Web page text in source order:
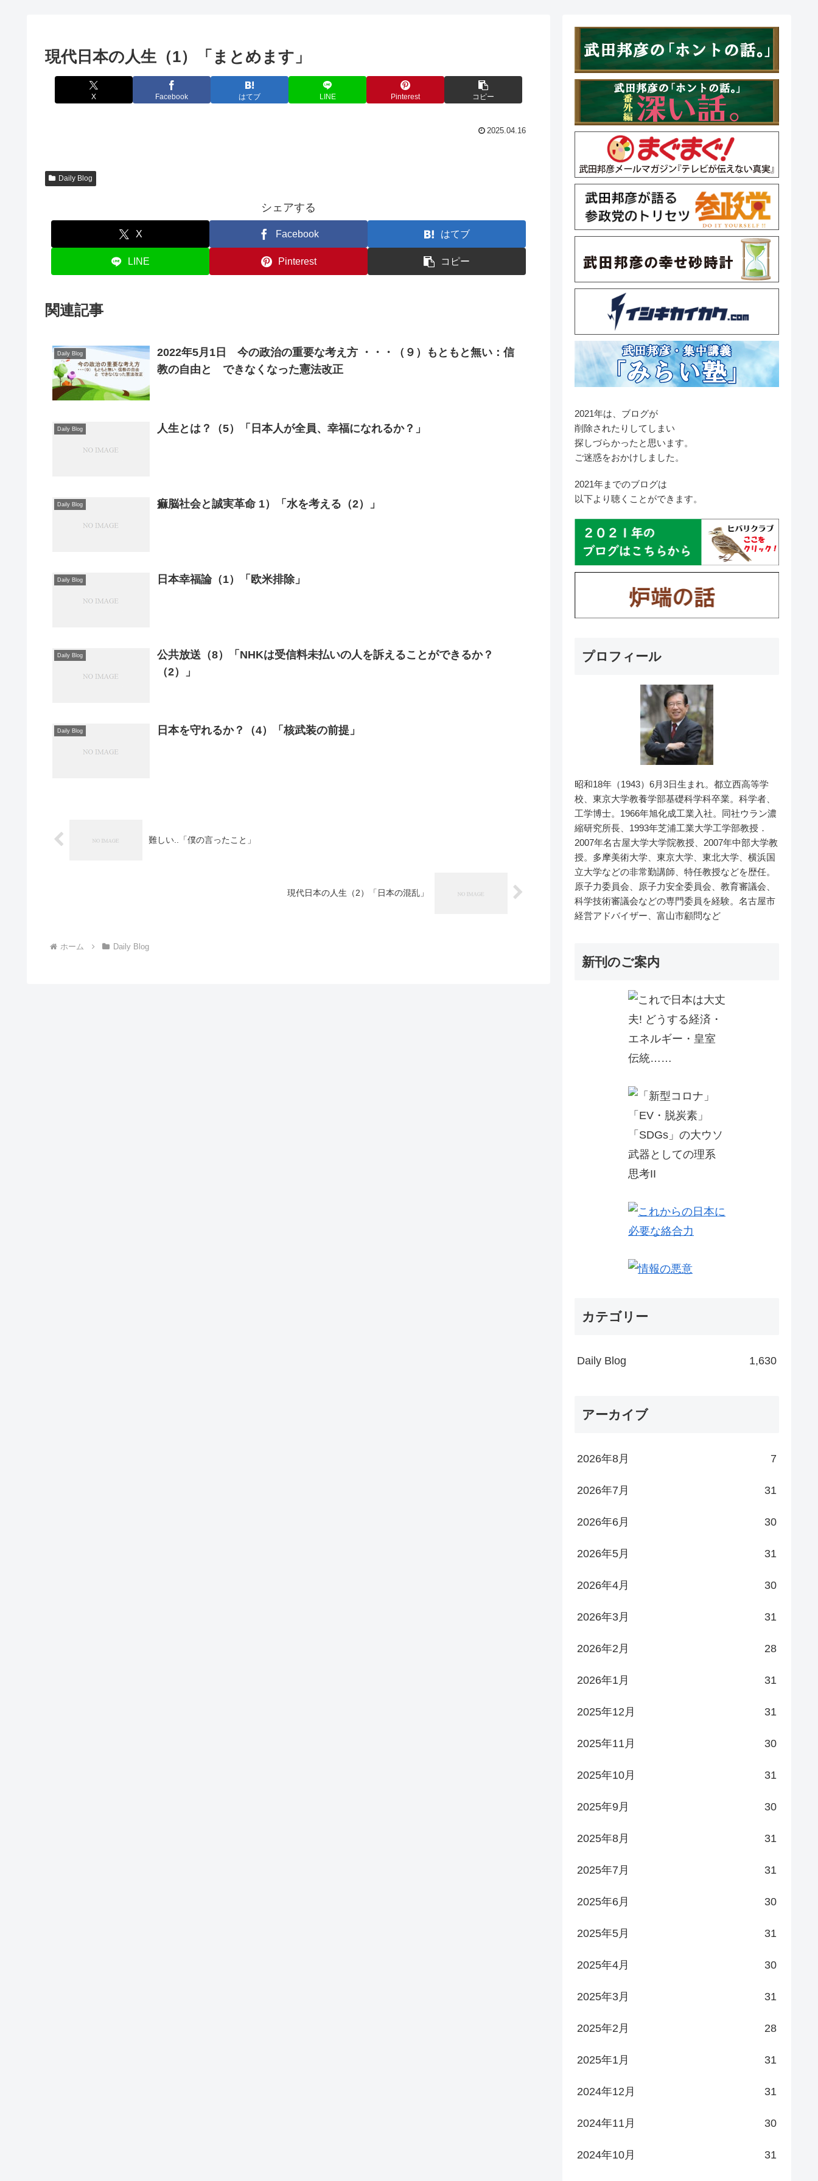
現代日本の人生（1）「まとめます」
X Facebook はてブ LINE Pinterest コピー
2025.04.16
Daily Blog
シェアする
X Facebook はてブ
LINE Pinterest コピー
関連記事
Daily Blog
2022年5月1日 今の政治の重要な考え方 ・・・（９）もともと無い：信
教の自由と できなくなった憲法改正
Daily Blog 人生とは？（5）「日本人が全員、幸福になれるか？」
Daily Blog 痲脳社会と誠実革命 1）「水を考える（2）」
Daily Blog 日本幸福論（1）「欧米排除」
Daily Blog
公共放送（8）「NHKは受信料未払いの人を訴えることができるか？
（2）」
Daily Blog 日本を守れるか？（4）「核武装の前提」
難しい..「僕の言ったこと」
現代日本の人生（2）「日本の混乱」
ホーム Daily Blog
2021年は、ブログが
削除されたりしてしまい
探しづらかったと思います。
ご迷惑をおかけしました。
2021年までのブログは
以下より聴くことができます。
プロフィール
昭和18年（1943）6月3日生まれ。都立西高等学
校、東京大学教養学部基礎科学科卒業。科学者、
工学博士。1966年旭化成工業入社。同社ウラン濃
縮研究所長、1993年芝浦工業大学工学部教授．
2007年名古屋大学大学院教授、2007年中部大学教
授。多摩美術大学、東京大学、東北大学、横浜国
立大学などの非常勤講師、特任教授などを歴任。
原子力委員会、原子力安全委員会、教育審議会、
科学技術審議会などの専門委員を経験。名古屋市
経営アドバイザー、富山市顧問など
新刊のご案内
カテゴリー
Daily Blog 1,630
アーカイブ
2026年8月 7
2026年7月 31
2026年6月 30
2026年5月 31
2026年4月 30
2026年3月 31
2026年2月 28
2026年1月 31
2025年12月 31
2025年11月 30
2025年10月 31
2025年9月 30
2025年8月 31
2025年7月 31
2025年6月 30
2025年5月 31
2025年4月 30
2025年3月 31
2025年2月 28
2025年1月 31
2024年12月 31
2024年11月 30
2024年10月 31